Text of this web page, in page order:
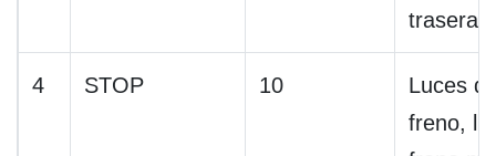
traseras)
4 STOP 10
Luces
freno,